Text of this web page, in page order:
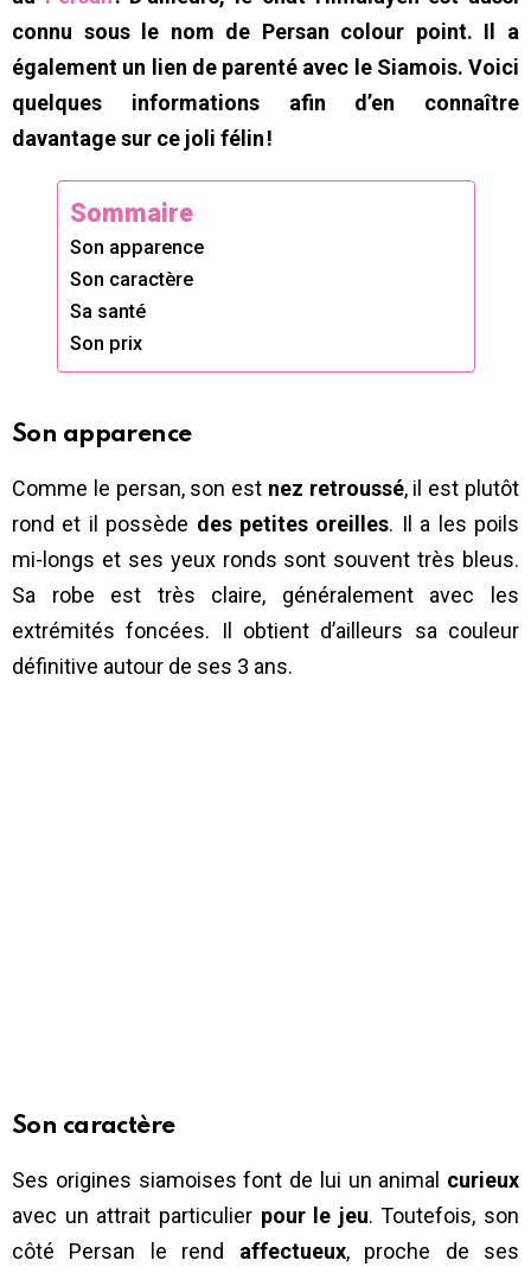
connu sous le nom de Persan colour point. Il a
également un lien de parenté avec le Siamois. Voici
quelques informations afin d’en connaître
davantage sur ce joli félin !
Sommaire
Son apparence
Son caractère
Sa santé
Son prix
Son apparence
Comme le persan, son est nez retroussé, il est plutôt
rond et il possède des petites oreilles. Il a les poils
mi-longs et ses yeux ronds sont souvent très bleus.
Sa robe est très claire, généralement avec les
extrémités foncées. Il obtient d’ailleurs sa couleur
définitive autour de ses 3 ans.
Son caractère
Ses origines siamoises font de lui un animal curieux
avec un attrait particulierpour le jeu. Toutefois, son
côté Persan le rend
affectueux, proche de ses